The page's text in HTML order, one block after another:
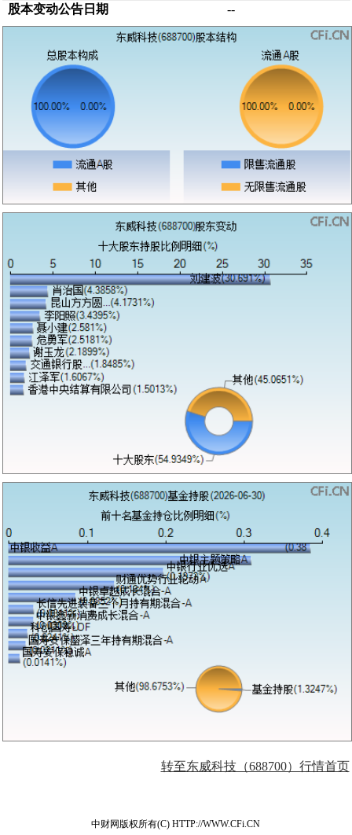
股本变动公告日期
--
转至东威科技（688700）行情首页
中财网版权所有(C) HTTP://WWW.CFi.CN